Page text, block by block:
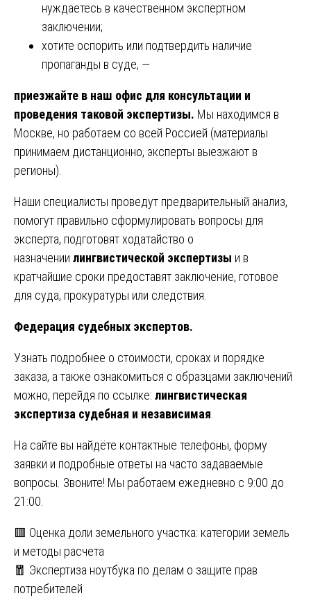
нуждаетесь в качественном экспертном
заключении;
хотите оспорить или подтвердить наличие
пропаганды в суде, —
приезжайте в наш офис для консультации и
проведения таковой экспертизы. Мы находимся в
Москве, но работаем со всей Россией (материалы
принимаем дистанционно, эксперты выезжают в
регионы).
Наши специалисты проведут предварительный анализ,
помогут правильно сформулировать вопросы для
эксперта, подготовят ходатайство о
назначении лингвистической экспертизы и в
кратчайшие сроки предоставят заключение, готовое
для суда, прокуратуры или следствия.
Федерация судебных экспертов.
Узнать подробнее о стоимости, сроках и порядке
заказа, а также ознакомиться с образцами заключений
можно, перейдя по ссылке: лингвистическая
экспертиза судебная и независимая
На сайте вы найдёте контактные телефоны, форму
заявки и подробные ответы на часто задаваемые
вопросы. Звоните! Мы работаем ежедневно с 9:00 до
21:00.
Навигация
по
записям
🟥 Оценка доли земельного участка: категории земель
и методы расчета
🧧 Экспертиза ноутбука по делам о защите прав
потребителей